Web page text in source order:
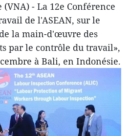
- La 12e Conférence
de l'ASEAN, sur le
la main-d'œuvre des
par le contrôle du travail»,
à Bali, en Indonésie.